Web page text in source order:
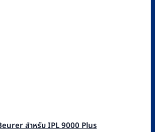
สำหรับ IPL 9000 Plus